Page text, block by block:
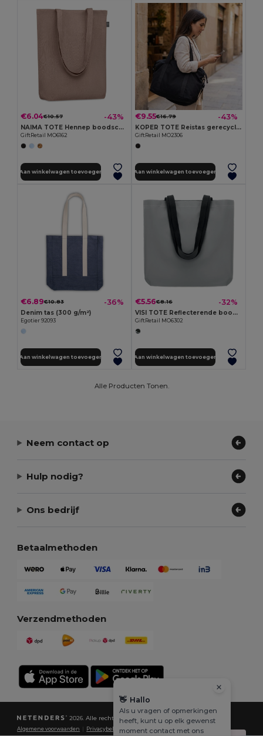
€6.04€10.57 -43%
NAIMA TOTE Hennep boodschappentas
GiftRetail MO6162
Aan winkelwagen toevoegen
€9.55€16.79 -43%
KOPER TOTE Reistas gerecycled materiaal
GiftRetail MO2306
Aan winkelwagen toevoegen
€6.89€10.83 -36%
Denim tas (300 g/m²)
Egotier 92093
Aan winkelwagen toevoegen
€5.56€8.16 -32%
VISI TOTE Reflecterende boodschappentas
GiftRetail MO6302
Aan winkelwagen toevoegen
Alle Producten Tonen.
Neem contact op
Hulp nodig?
Ons bedrijf
Betaalmethoden
Verzendmethoden
2026. Alle rechten voorbehouden
Algemene voorwaarden Privacybeleid|Cookiebeleid| Sitemap
👋 Hallo
Als u vragen of opmerkingen
heeft, kunt u op elk gewenst
moment contact met ons